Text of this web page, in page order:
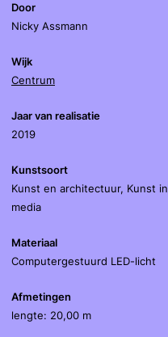
Door
Nicky Assmann
Wijk
Centrum
Jaar van realisatie
2019
Kunstsoort
Kunst en architectuur, Kunst
media
Materiaal
Computergestuurd LED-licht
Afmetingen
lengte: 20,00 m